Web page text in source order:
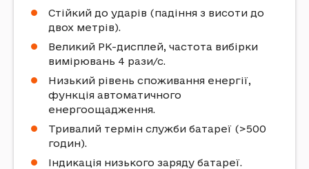
Стійкий до ударів (падіння з висоти до
двох метрів).
Великий РК-дисплей, частота вибірки
вимірювань 4 рази/с.
Низький рівень споживання енергії,
функція автоматичного
енергоощадження.
Тривалий термін служби батареї (>500
годин).
Індикація низького заряду батареї.